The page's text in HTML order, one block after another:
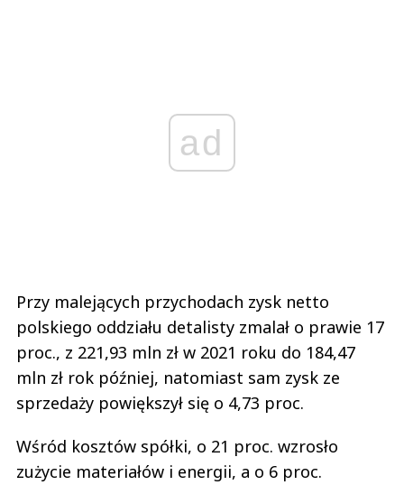
ad
Przy malejących przychodach zysk netto
polskiego oddziału detalisty zmalał o prawie 17
proc., z 221,93 mln zł w 2021 roku do 184,47
mln zł rok później, natomiast sam zysk ze
sprzedaży powiększył się o 4,73 proc.
Wśród kosztów spółki, o 21 proc. wzrosło
zużycie materiałów i energii, a o 6 proc.